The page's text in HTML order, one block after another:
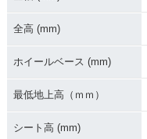
全高 (mm)
ホイールベース (mm)
最低地上高（ｍｍ）
シート高 (mm)